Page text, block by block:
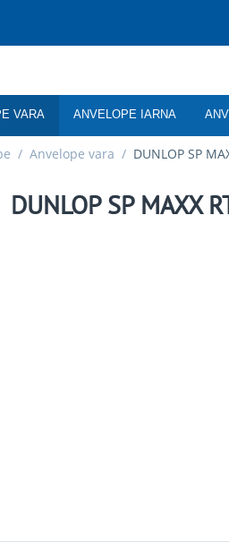
VARA ANVELOPE IARNA
/ Anvelope vara / DUNLOP SP
DUNLOP SP MAXX